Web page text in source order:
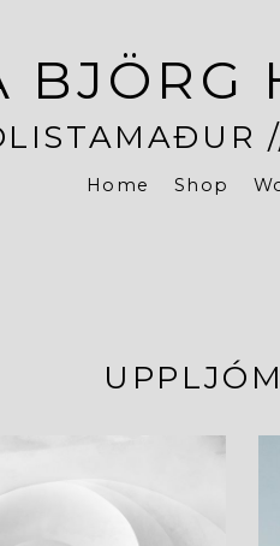
BJÖRG
Home Shop